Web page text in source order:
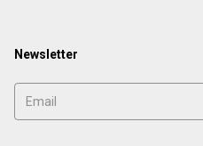
Newsletter